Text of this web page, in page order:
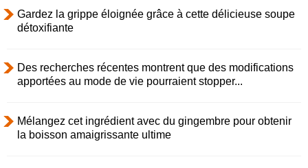
Gardez la grippe éloignée grâce à cette délicieuse soupe
détoxifiante
Des recherches récentes montrent que des modifications
apportées au mode de vie pourraient stopper...
Mélangez cet ingrédient avec du gingembre pour obtenir
la boisson amaigrissante ultime